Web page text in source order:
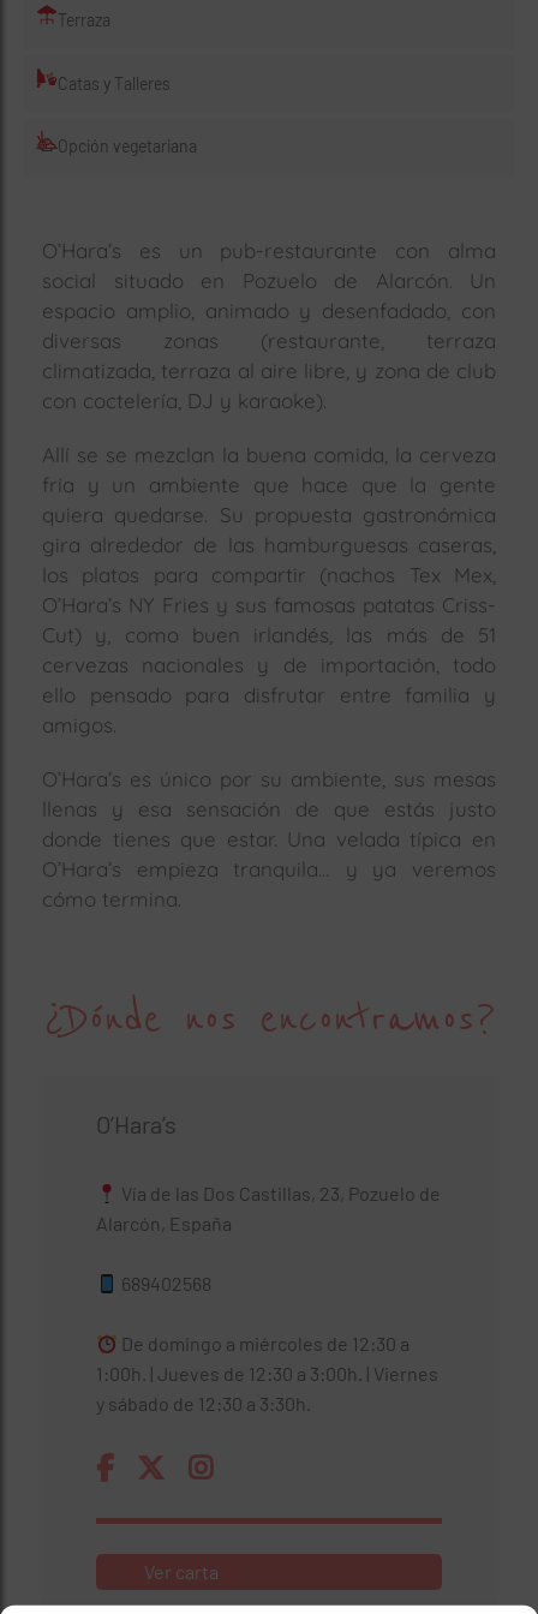
Terraza
Catas y Talleres
Opción vegetariana
O’Hara’s es un pub-restaurante con alma
social situado en Pozuelo de Alarcón. Un
espacio amplio, animado y desenfadado, con
diversas zonas (restaurante, terraza
climatizada, terraza al aire libre, y zona de club
con coctelería, DJ y karaoke).
Allí se se mezclan la buena comida, la cerveza
fría y un ambiente que hace que la gente
quiera quedarse. Su propuesta gastronómica
gira alrededor de las hamburguesas caseras,
los platos para compartir (nachos Tex Mex,
O’Hara’s NY Fries y sus famosas patatas Criss-
Cut) y, como buen irlandés, las más de 51
cervezas nacionales y de importación, todo
ello pensado para disfrutar entre familia y
amigos.
O’Hara’s es único por su ambiente, sus mesas
llenas y esa sensación de que estás justo
donde tienes que estar. Una velada típica en
O’Hara’s empieza tranquila… y ya veremos
cómo termina.
¿Dónde nos encontramos?
O’Hara’s
Vía de las Dos Castillas, 23, Pozuelo de
Alarcón, España
689402568
De domingo a miércoles de 12:30 a
1:00h. | Jueves de 12:30 a 3:00h. | Viernes
y sábado de 12:30 a 3:30h.
Ver carta